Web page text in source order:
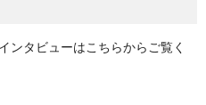
ンタビューはこちらからご覧く